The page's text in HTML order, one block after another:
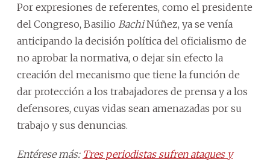
Por expresiones de referentes, como el presidente
del Congreso, Basilio BachiNúñez, ya se venía
anticipando la decisión política del oficialismo de
no aprobar la normativa, o dejar sin efecto la
creación del mecanismo que tiene la función de
dar protección a los trabajadores de prensa y a los
defensores, cuyas vidas sean amenazadas por su
trabajo y sus denuncias.
Entérese más: Tres periodistas sufren ataques y